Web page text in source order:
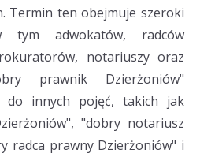
Termin ten obejmuje szeroki
tym adwokatów, radców
notariuszy oraz
prawnik Dzierżoniów"
do innych pojęć, takich jak
"dobry notariusz
radca prawny Dzierżoniów" i